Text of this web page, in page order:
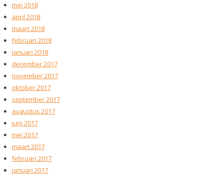
mei 2018
april 2018
maart 2018
februari 2018
januari 2018
december 2017
november 2017
oktober 2017
september 2017
augustus 2017
juni 2017
mei 2017
maart 2017
februari 2017
januari 2017